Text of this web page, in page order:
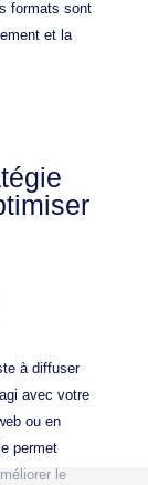
formats sont
et la
à diffuser
avec votre
ou en
permet
le